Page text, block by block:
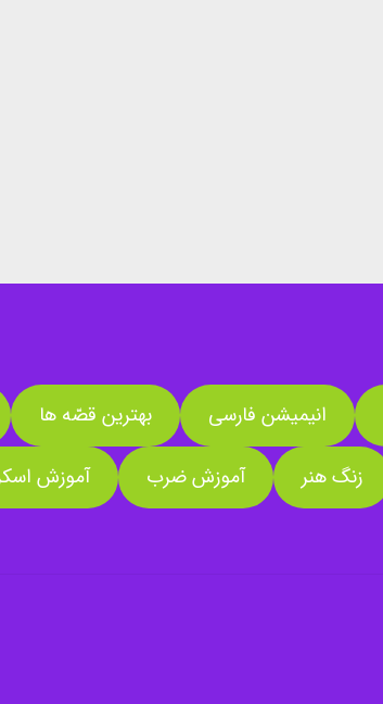
انیمیشن فارسی بهترین قصّه ها
زنگ هنر آموزش ضرب آموزش